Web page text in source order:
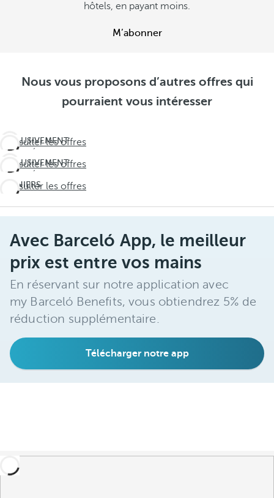
hôtels, en payant moins.
M’abonner
Nous vous proposons d’autres offres qui
pourraient vous intéresser
EXCLUSIVEMENT
RÉSERVÉ AUX
RÉSIDENTS DU
Des
escapades
proches que
vous ne
l'imaginez
Consulter les offres
EXCLUSIVEMENT
RÉSERVÉ AUX
RÉSIDENTS DU
Des
de rêve plus
proches que
vous ne
Consulter les offres
DERNIERS
pas l'été
vous
échapper
Consulter les offres
Avec Barceló App, le meilleur
prix est entre vos mains
En réservant sur notre application avec
my Barceló Benefits, vous obtiendrez 5% de
réduction supplémentaire.
Télécharger notre app